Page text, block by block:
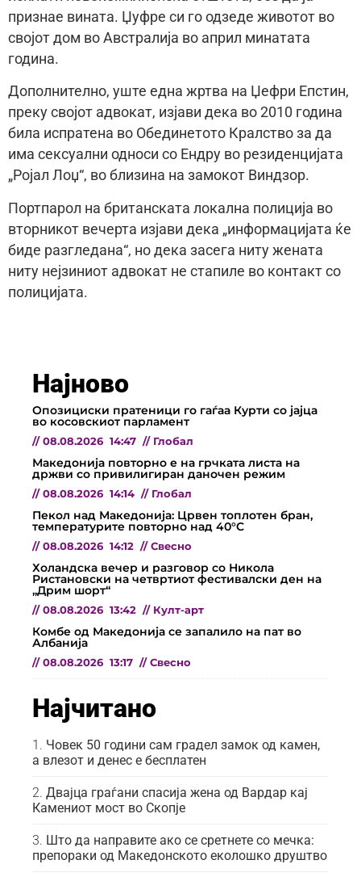
признае вината. Џуфре си го одзеде животот во
својот дом во Австралија во април минатата
година.
Дополнително, уште една жртва на Џефри Епстин,
преку својот адвокат, изјави дека во 2010 година
била испратена во Обединетото Кралство за да
има сексуални односи со Ендру во резиденцијата
„Ројал Лоџ“, во близина на замокот Виндзор.
Портпарол на британската локална полиција во
вторникот вечерта изјави дека „информацијата ќе
биде разгледана“, но дека засега ниту жената
ниту нејзиниот адвокат не стапиле во контакт со
полицијата.
Најново
Опозициски пратеници го гаѓаа Курти со јајца
во косовскиот парламент
// 08.08.2026 14:47 // Глобал
Македонија повторно е на грчката листа на
држви со привилигиран даночен режим
// 08.08.2026 14:14 // Глобал
Пекол над Македонија: Црвен топлотен бран,
температурите повторно над 40°C
// 08.08.2026 14:12 // Свесно
Холандска вечер и разговор со Никола
Ристановски на четвртиот фестивалски ден на
„Дрим шорт“
// 08.08.2026 13:42 // Култ-арт
Комбе од Македонија се запалило на пат во
Албанија
// 08.08.2026 13:17 // Свесно
Најчитано
Човек 50 години сам градел замок од камен,
а влезот и денес е бесплатен
Двајца граѓани спасија жена од Вардар кај
Камениот мост во Скопје
Што да направите ако се сретнете со мечка:
препораки од Македонското еколошко друштво